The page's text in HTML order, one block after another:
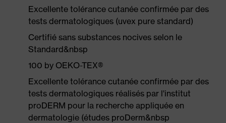
Excellente tolérance cutanée confirmée par des
tests dermatologiques (uvex pure standard)
Certifié sans substances nocives selon le
Standard&nbsp
100 by OEKO-TEX®
Excellente tolérance cutanée confirmée par des
tests dermatologiques réalisés par l'institut
proDERM pour la recherche appliquée en
dermatologie (études proDerm&nbsp